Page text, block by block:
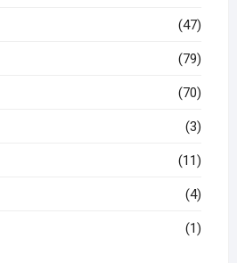
(47)
(79)
(70)
(3)
(11)
(4)
(1)